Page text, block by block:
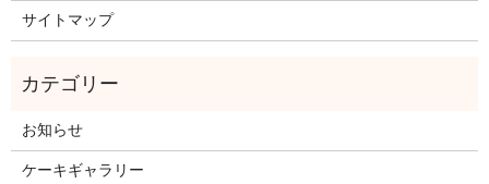
サイトマップ
お知らせ
ケーキギャラリー